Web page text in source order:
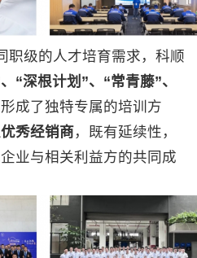
职级的人才培育需求，科顺
“深根计划”、“常青藤”、
形成了独特专属的培训方
秀经销商，既有延续性，
业与相关利益方的共同成